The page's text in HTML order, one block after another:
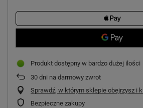
Produkt dostępny w bardzo dużej ilości
30 dni na darmowy zwrot
Sprawdź, w którym sklepie obejrzysz i
Bezpieczne zakupy